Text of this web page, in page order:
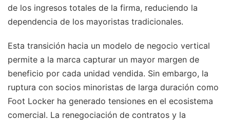
de los ingresos totales de la firma, reduciendo la
dependencia de los mayoristas tradicionales.
Esta transición hacia un modelo de negocio vertical
permite a la marca capturar un mayor margen de
beneficio por cada unidad vendida. Sin embargo, la
ruptura con socios minoristas de larga duración como
Foot Locker ha generado tensiones en el ecosistema
comercial. La renegociación de contratos y la